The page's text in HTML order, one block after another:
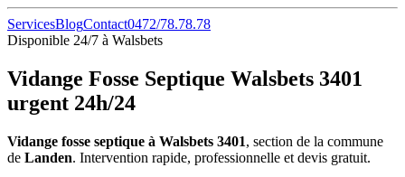
ServicesBlogContact0472/78.78.78
Disponible 24/7 à Walsbets
Vidange Fosse Septique Walsbets 3401
urgent 24h/24
Vidange fosse septique à Walsbets 3401, section de la commune
de Landen. Intervention rapide, professionnelle et devis gratuit.